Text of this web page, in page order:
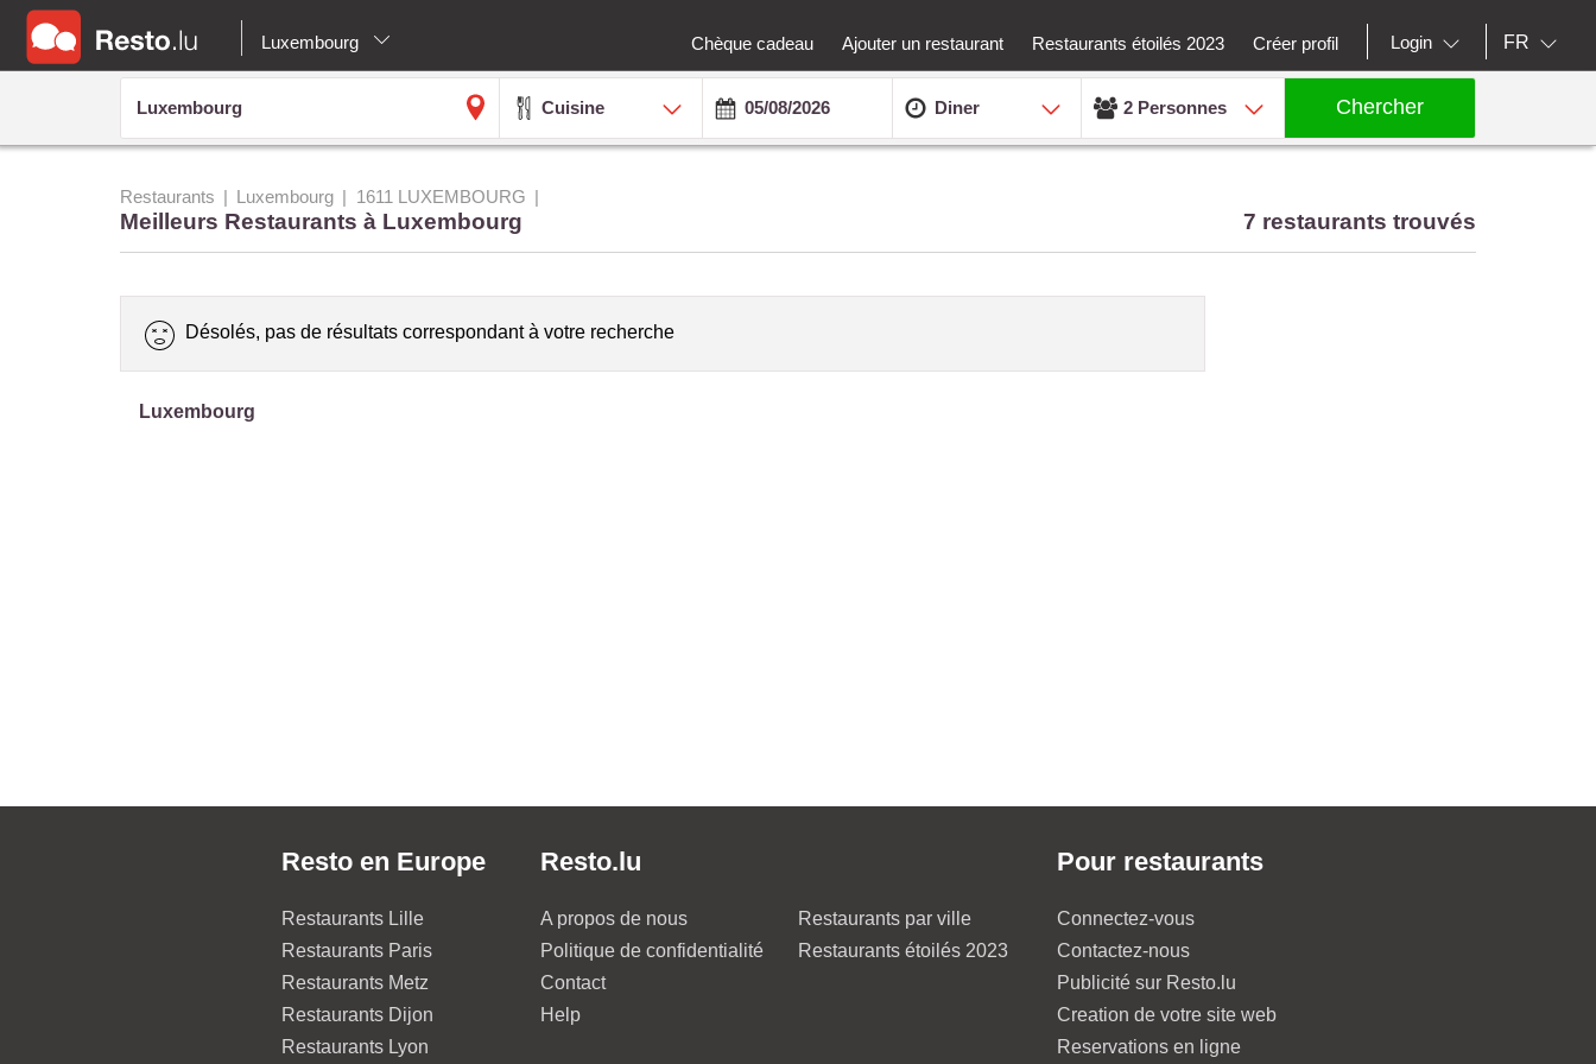
Luxembourg Chèque cadeau Ajouter un restaurant Restaurants étoilés 2023 Créer profil Login FR
Cuisine Diner 2 Personnes Chercher
Restaurants Luxembourg 1611 LUXEMBOURG
Meilleurs Restaurants à Luxembourg 7 restaurants trouvés
Désolés, pas de résultats correspondant à votre recherche
Luxembourg
Resto en Europe
Restaurants Lille
Restaurants Paris
Restaurants Metz
Restaurants Dijon
Restaurants Lyon
Resto.lu
A propos de nous
Politique de confidentialité
Contact
Help
Restaurants par ville
Restaurants étoilés 2023
Pour restaurants
Connectez-vous
Contactez-nous
Publicité sur Resto.lu
Creation de votre site web
Reservations en ligne